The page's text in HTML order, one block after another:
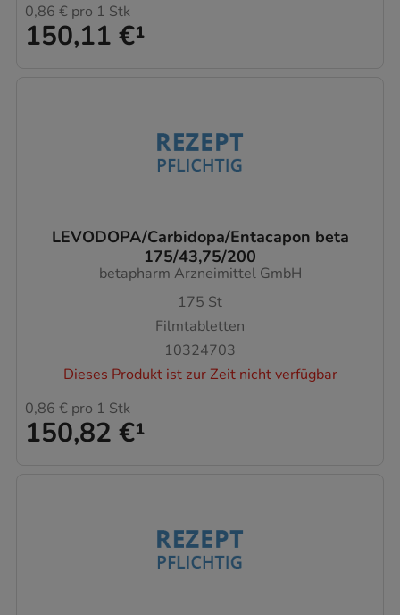
150,11 €¹
0,86 € pro 1 Stk
LEVODOPA/Carbidopa/Entacapon beta
175/43,75/200
betapharm Arzneimittel GmbH
175 St
Filmtabletten
10324703
Dieses Produkt ist zur Zeit nicht verfügbar
150,82 €¹
0,86 € pro 1 Stk